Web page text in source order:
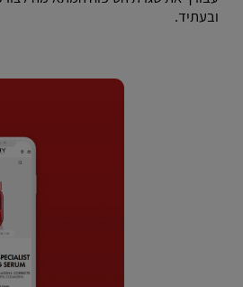
ובעתיד.